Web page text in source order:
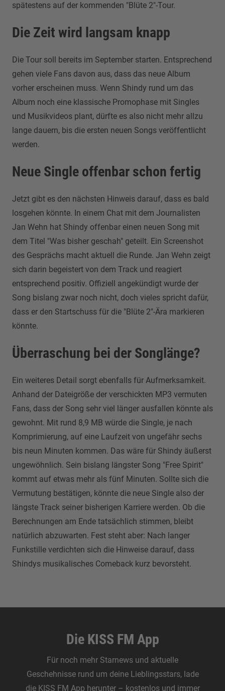
spätestens auf der kommenden "Blüte 2"-Tour.
Die Zeit wird langsam knapp
Die Tour soll bereits im September starten. Entsprechend
gehen viele Fans davon aus, dass das neue Album
vorher erscheinen muss. Wenn Shindy rund um das
Album noch eine klassische Promophase mit Singles
und Musikvideos plant, dürfte es also nicht mehr allzu
lange dauern, bis die ersten neuen Songs veröffentlicht
werden.
Neue Single offenbar schon fertig
Jetzt gibt es den nächsten Hinweis darauf, dass es bald
losgehen könnte. In einem Chat mit dem Journalisten
Jan Wehn hat Shindy offenbar einen neuen Song mit
dem Titel "Was bisher geschah" geteilt. Ein Screenshot
des Gesprächs macht aktuell die Runde. Jan Wehn zeigt
sich darin begeistert von dem Track und reagiert
entsprechend positiv. Offiziell angekündigt wurde der
Song bislang zwar noch nicht, doch vieles spricht dafür,
dass er den Startschuss für die "Blüte 2"-Ära markieren
könnte.
Überraschung bei der Songlänge?
Ein weiteres Detail sorgt ebenfalls für Aufmerksamkeit.
Anhand der Dateigröße der verschickten MP3 vermuten
Fans, dass der Song sehr viel länger ausfallen könnte als
gewohnt. Mit rund 8,9 MB würde die Single, je nach
Komprimierung, auf eine Laufzeit von ungefähr sechs
bis neun Minuten kommen. Das wäre für Shindy äußerst
ungewöhnlich. Sein bislang längster Song "Free Spirit"
kommt auf etwas mehr als fünf Minuten. Sollte sich die
Vermutung bestätigen, könnte die neue Single also der
längste Track seiner bisherigen Karriere werden. Ob die
Berechnungen am Ende tatsächlich stimmen, bleibt
natürlich abzuwarten. Fest steht aber: Nach langer
Funkstille verdichten sich die Hinweise darauf, dass
Shindys musikalisches Comeback kurz bevorsteht.
Die KISS FM App
Für noch mehr Starnews und aktuelle
Geschehnisse rund um deine Lieblingsstars, lade
die KISS FM App herunter – kostenlos und immer